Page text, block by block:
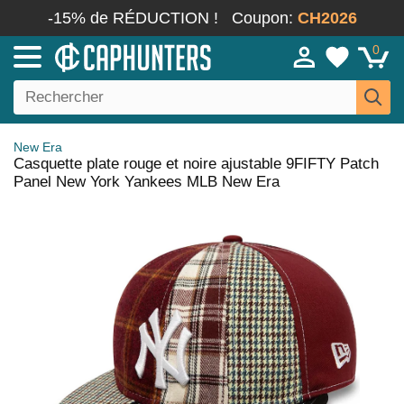
-15% de RÉDUCTION ! Coupon: CH2026
0
New Era
Casquette plate rouge et noire ajustable 9FIFTY Patch
Panel New York Yankees MLB New Era